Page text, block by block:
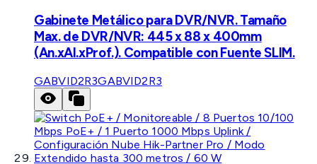
Gabinete Metálico para DVR/NVR. Tamaño
Max. de DVR/NVR: 445 x 88 x 400mm
(An.xAl.xProf.). Compatible con Fuente SLIM.
GABVID2R3GABVID2R3